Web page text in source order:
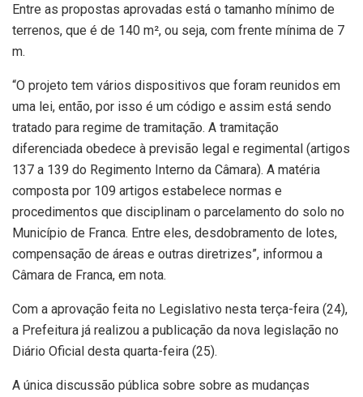
Entre as propostas aprovadas está o tamanho mínimo de
terrenos, que é de 140 m², ou seja, com frente mínima de 7
m.
“O projeto tem vários dispositivos que foram reunidos em
uma lei, então, por isso é um código e assim está sendo
tratado para regime de tramitação. A tramitação
diferenciada obedece à previsão legal e regimental (artigos
137 a 139 do Regimento Interno da Câmara). A matéria
composta por 109 artigos estabelece normas e
procedimentos que disciplinam o parcelamento do solo no
Município de Franca. Entre eles, desdobramento de lotes,
compensação de áreas e outras diretrizes”, informou a
Câmara de Franca, em nota.
Com a aprovação feita no Legislativo nesta terça-feira (24),
a Prefeitura já realizou a publicação da nova legislação no
Diário Oficial desta quarta-feira (25).
A única discussão pública sobre sobre as mudanças